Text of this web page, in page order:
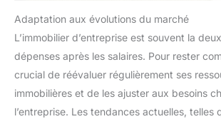
Adaptation aux évolutions du marché
L’immobilier d’entreprise est souvent la
dépenses après les salaires. Pour rester
crucial de réévaluer régulièrement ses
immobilières et de les ajuster aux besoins
l’entreprise. Les tendances actuelles, telles